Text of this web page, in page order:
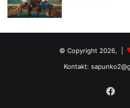
© Copyright 2026, |
Kontakt: